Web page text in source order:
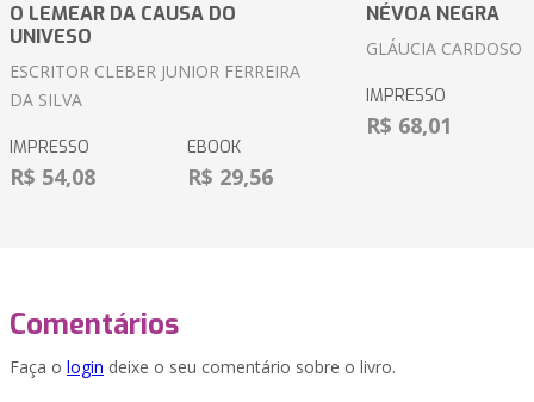
O LEMEAR DA CAUSA DO
UNIVESO
ESCRITOR CLEBER JUNIOR FERREIRA
DA SILVA
IMPRESSO
R$ 54,08
EBOOK
R$ 29,56
NÉVOA NEGRA
GLÁUCIA CARDOSO
IMPRESSO
R$ 68,01
Comentários
Faça o login deixe o seu comentário sobre o livro.